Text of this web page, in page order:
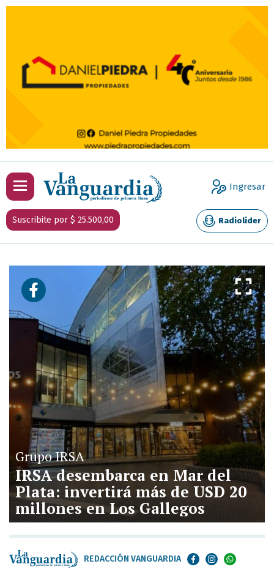
Ingresar
Suscribite por $ 25.500,00 Radiolider
Grupo IRSA
IRSA desembarca en Mar del
Plata: invertirá más de USD 20
millones en Los Gallegos
REDACCIÓN VANGUARDIA